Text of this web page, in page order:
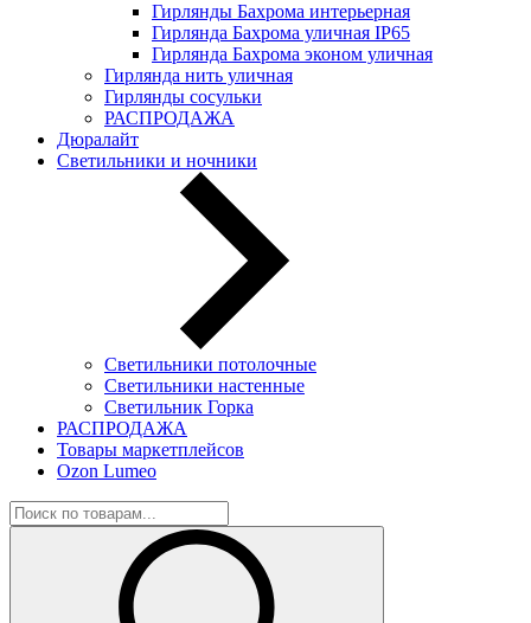
Гирлянды Бахрома интерьерная
Гирлянда Бахрома уличная IP65
Гирлянда Бахрома эконом уличная
Гирлянда нить уличная
Гирлянды сосульки
РАСПРОДАЖА
Дюралайт
Светильники и ночники
Светильники потолочные
Светильники настенные
Светильник Горка
РАСПРОДАЖА
Товары маркетплейсов
Ozon Lumeo